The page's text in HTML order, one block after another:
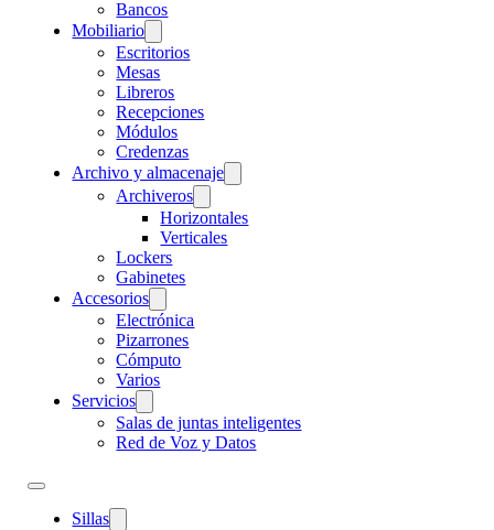
Bancos
Mobiliario
Escritorios
Mesas
Libreros
Recepciones
Módulos
Credenzas
Archivo y almacenaje
Archiveros
Horizontales
Verticales
Lockers
Gabinetes
Accesorios
Electrónica
Pizarrones
Cómputo
Varios
Servicios
Salas de juntas inteligentes
Red de Voz y Datos
Sillas